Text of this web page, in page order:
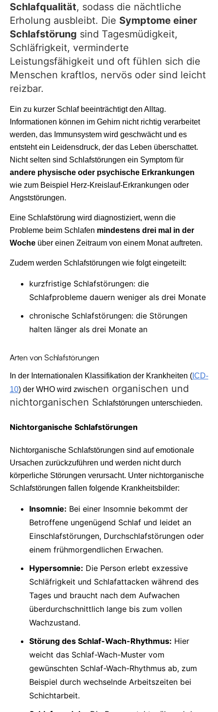
Schlafqualität, sodass die nächtliche
Erholung ausbleibt. Die Symptome einer
Schlafstörung sind Tagesmüdigkeit,
Schläfrigkeit, verminderte
Leistungsfähigkeit und oft fühlen sich die
Menschen kraftlos, nervös oder sind leicht
reizbar.
Ein zu kurzer Schlaf beeinträchtigt den Alltag.
Informationen können im Gehirn nicht richtig verarbeitet
werden, das Immunsystem wird geschwächt und es
entsteht ein Leidensdruck, der das Leben überschattet.
Nicht selten sind Schlafstörungen ein Symptom für
andere physische oder psychische Erkrankungen
wie zum Beispiel Herz-Kreislauf-Erkrankungen oder
Angststörungen.
Eine Schlafstörung wird diagnostiziert, wenn die
Probleme beim Schlafen mindestens drei mal in der
Woche über einen Zeitraum von einem Monat auftreten.
Zudem werden Schlafstörungen wie folgt eingeteilt:
kurzfristige Schlafstörungen: die
Schlafprobleme dauern weniger als drei Monate
chronische Schlafstörungen: die Störungen
halten länger als drei Monate an
Arten von Schlafstörungen
In der Internationalen Klassifikation der Krankheiten ( ICD-
10) der WHO wird zwischen organischen und
nichtorganischen Schlafstörungen unterschieden.
Nichtorganische Schlafstörungen
Nichtorganische Schlafstörungen sind auf emotionale
Ursachen zurückzuführen und werden nicht durch
körperliche Störungen verursacht. Unter nichtorganische
Schlafstörungen fallen folgende Krankheitsbilder:
Insomnie: Bei einer Insomnie bekommt der
Betroffene ungenügend Schlaf und leidet an
Einschlafstörungen, Durchschlafstörungen oder
einem frühmorgendlichen Erwachen.
Hypersomnie: Die Person erlebt exzessive
Schläfrigkeit und Schlafattacken während des
Tages und braucht nach dem Aufwachen
überdurchschnittlich lange bis zum vollen
Wachzustand.
Störung des Schlaf-Wach-Rhythmus: Hier
weicht das Schlaf-Wach-Muster vom
gewünschten Schlaf-Wach-Rhythmus ab, zum
Beispiel durch wechselnde Arbeitszeiten bei
Schichtarbeit.